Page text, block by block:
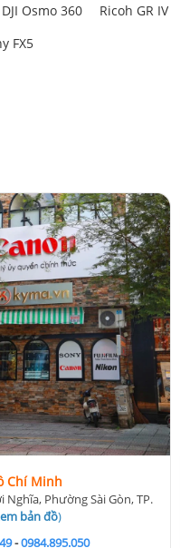
DJI Osmo 360 Ricoh GR IV
FX5
Chí Minh
Nghĩa, Phường Sài Gòn, TP.
bản đồ)
-0984.895.050